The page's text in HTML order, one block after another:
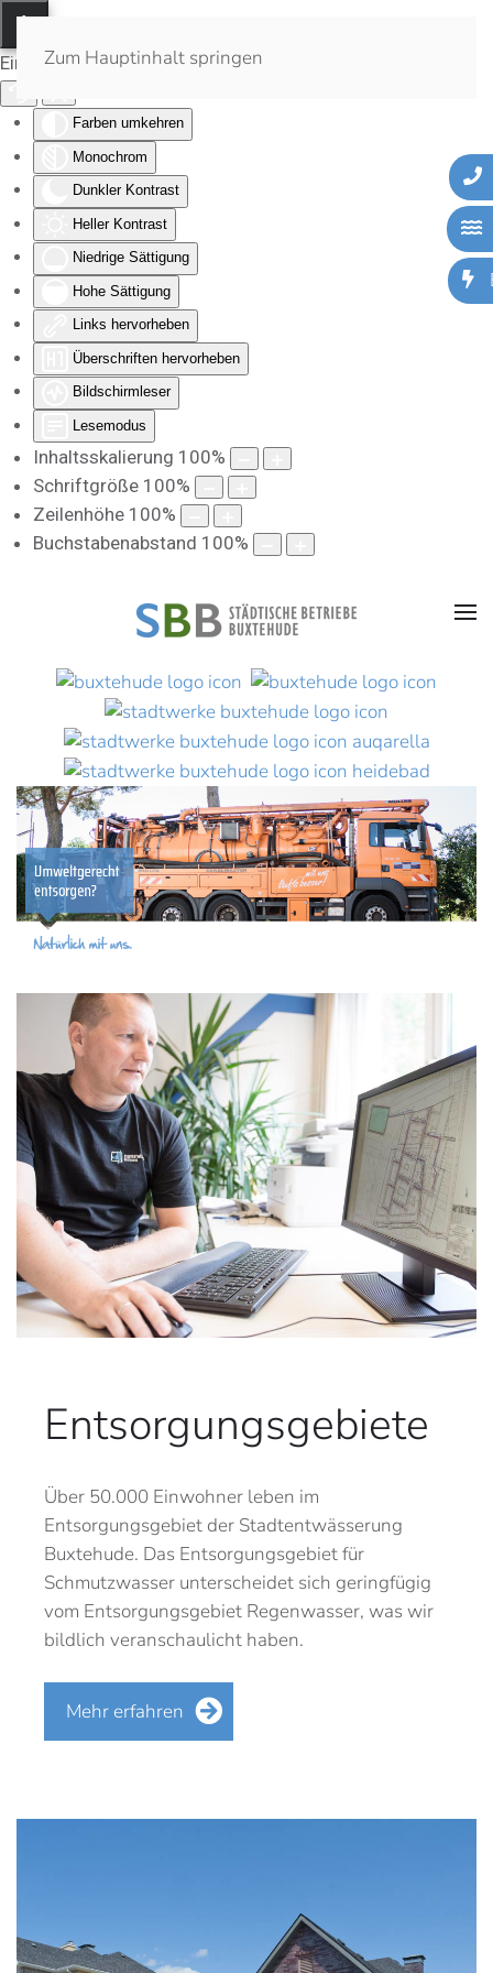
Eingabehilfen öffnen
Farben umkehren
Monochrom
Dunkler Kontrast
Heller Kontrast
Niedrige Sättigung
Hohe Sättigung
Links hervorheben
Überschriften hervorheben
Bildschirmleser
Lesemodus
Inhaltsskalierung 100%
Schriftgröße 100%
Zeilenhöhe 100%
Buchstabenabstand 100%
Zum Hauptinhalt springen
Entsorgungsgebiete
Über 50.000 Einwohner leben im
Entsorgungsgebiet der Stadtentwässerung
Buxtehude. Das Entsorgungsgebiet für
Schmutzwasser unterscheidet sich geringfügig
vom Entsorgungsgebiet Regenwasser, was wir
bildlich veranschaulicht haben.
Mehr erfahren